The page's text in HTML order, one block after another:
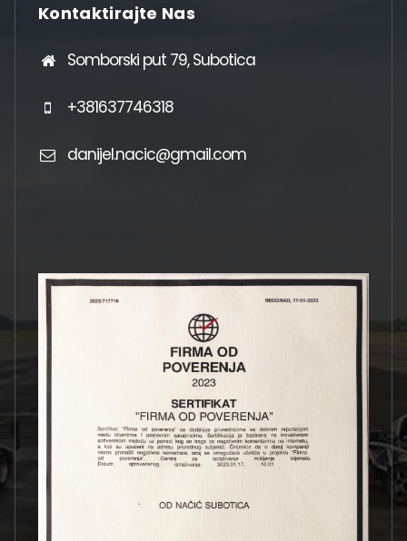
Kontaktirajte Nas
Somborski put 79, Subotica
+381637746318
danijel.nacic@gmail.com